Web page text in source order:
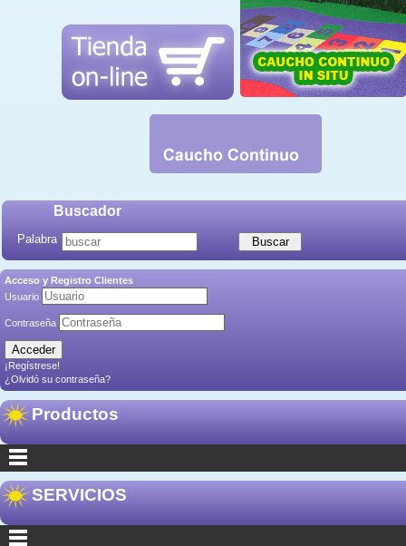
Buscador
Palabra
Acceso y Registro Clientes
Usuario
Contraseña
¡Regístrese!
¿Olvidó su contraseña?
Productos
SERVICIOS